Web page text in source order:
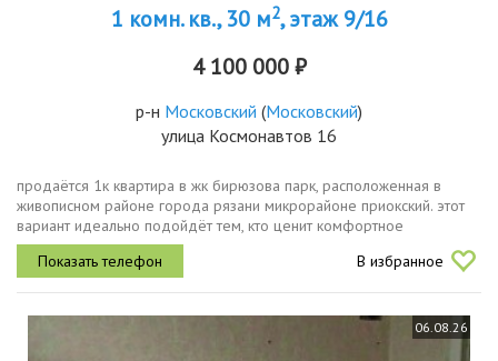
1 комн. кв., 30 м2, этаж 9/16
4 100 000 ₽
р-н Московский (Московский)
улица Космонавтов 16
продаётся 1к квартира в жк бирюзова парк, расположенная в
живописном районе города рязани микрорайоне приокский. этот
вариант идеально подойдёт тем, кто ценит комфортное
проживание вдали от городской суеты, при этом имея
возможность быстро...
В избранное
06.08.26